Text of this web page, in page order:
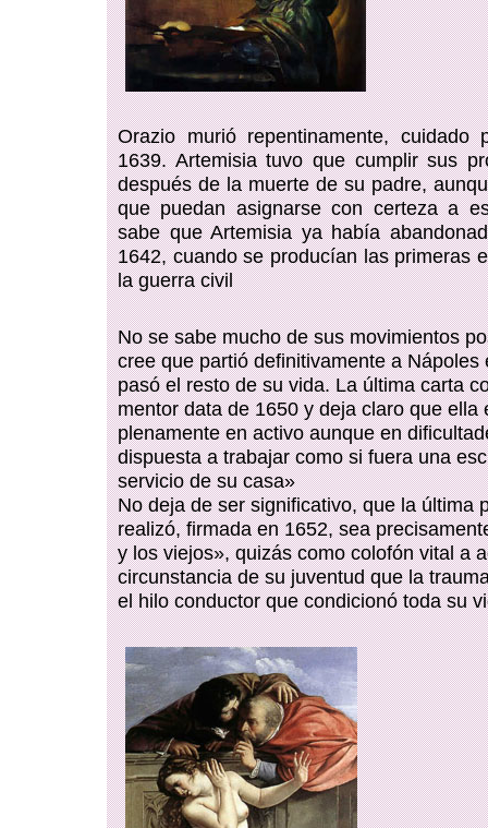
Orazio murió repentinamente,
1639. Artemisia tuvo que cumplir sus
después de la muerte de su padre,
que puedan asignarse con certeza a
sabe que Artemisia ya había
1642, cuando se producían las primeras
la guerra civil
No se sabe mucho de sus movimientos
cree que partió definitivamente a Nápoles
pasó el resto de su vida. La última carta
mentor data de 1650 y deja claro que ella
plenamente en activo aunque en
dispuesta a trabajar como si fuera una
servicio de su casa»
No deja de ser significativo, que la última
realizó, firmada en 1652, sea
y los viejos», quizás como colofón vital a
circunstancia de su juventud que la
el hilo conductor que condicionó toda su